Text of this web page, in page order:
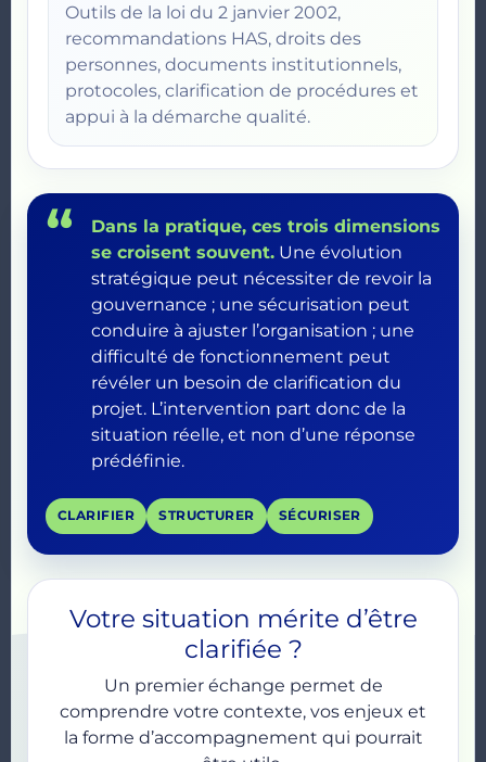
Outils de la loi du 2 janvier 2002,
recommandations HAS, droits des
personnes, documents institutionnels,
protocoles, clarification de procédures et
appui à la démarche qualité.
Dans la pratique, ces trois dimensions
se croisent souvent. Une évolution
stratégique peut nécessiter de revoir la
gouvernance ; une sécurisation peut
conduire à ajuster l’organisation ; une
difficulté de fonctionnement peut
révéler un besoin de clarification du
projet. L’intervention part donc de la
situation réelle, et non d’une réponse
prédéfinie.
CLARIFIER STRUCTURER SÉCURISER
Votre situation mérite d’être
clarifiée ?
Un premier échange permet de
comprendre votre contexte, vos enjeux et
la forme d’accompagnement qui pourrait